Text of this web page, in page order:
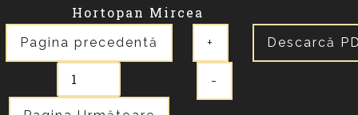
Hortopan Mircea
Pagina precedentă +
-
Descarcă